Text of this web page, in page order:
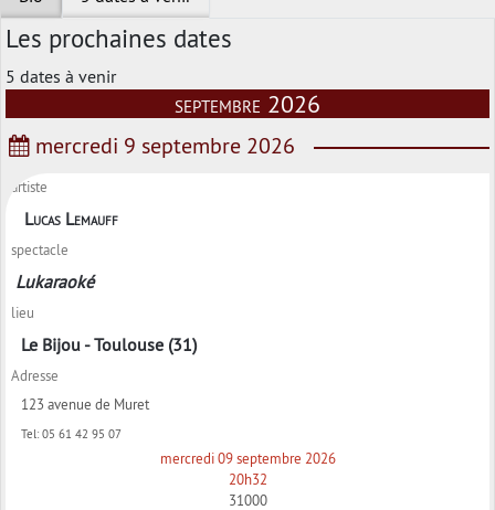
Les prochaines dates
5 dates à venir
septembre 2026
mercredi 9 septembre 2026
artiste
Lucas Lemauff
spectacle
Lukaraoké
lieu
Le Bijou - Toulouse (31)
Adresse
123 avenue de Muret
Tel: 05 61 42 95 07
mercredi 09 septembre 2026
20h32
31000